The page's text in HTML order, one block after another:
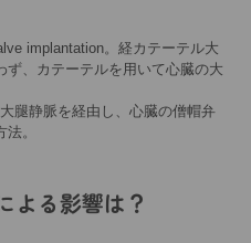
implantation。経カテーテル大
、カテーテルを用いて心臓の大
腿静脈を経由し、心臓の僧帽弁
。
よる影響は？